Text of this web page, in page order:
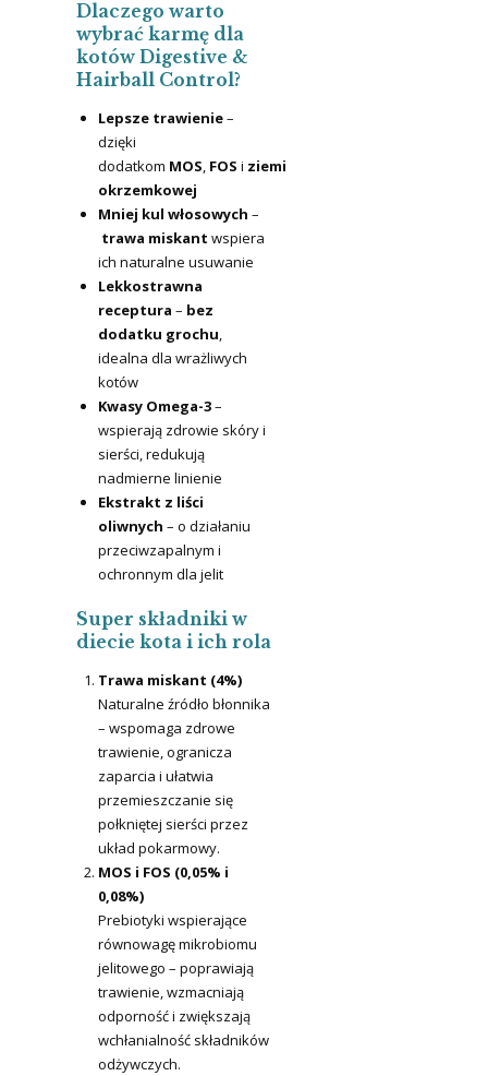
Dlaczego warto
wybrać karmę dla
kotów Digestive &
Hairball Control?
Lepsze trawienie–
dzięki
dodatkom MOS, FOS i ziemi
okrzemkowej
Mniej kul włosowych –
trawa miskant wspiera
ich naturalne usuwanie
Lekkostrawna
receptura – bez
dodatku grochu,
idealna dla wrażliwych
kotów
Kwasy Omega-3–
wspierają zdrowie skóry i
sierści, redukują
nadmierne linienie
Ekstrakt z liści
oliwnych – o działaniu
przeciwzapalnym i
ochronnym dla jelit
Super składniki w
diecie kota i ich rola
Trawa miskant (4%)
Naturalne źródło błonnika
– wspomaga zdrowe
trawienie, ogranicza
zaparcia i ułatwia
przemieszczanie się
połkniętej sierści przez
układ pokarmowy.
MOS i FOS (0,05% i
0,08%)
Prebiotyki wspierające
równowagę mikrobiomu
jelitowego – poprawiają
trawienie, wzmacniają
odporność i zwiększają
wchłanialność składników
odżywczych.